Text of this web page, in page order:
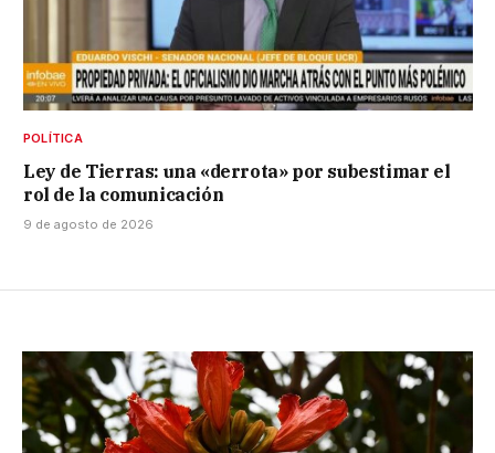
POLÍTICA
Ley de Tierras: una «derrota» por subestimar el
rol de la comunicación
9 de agosto de 2026